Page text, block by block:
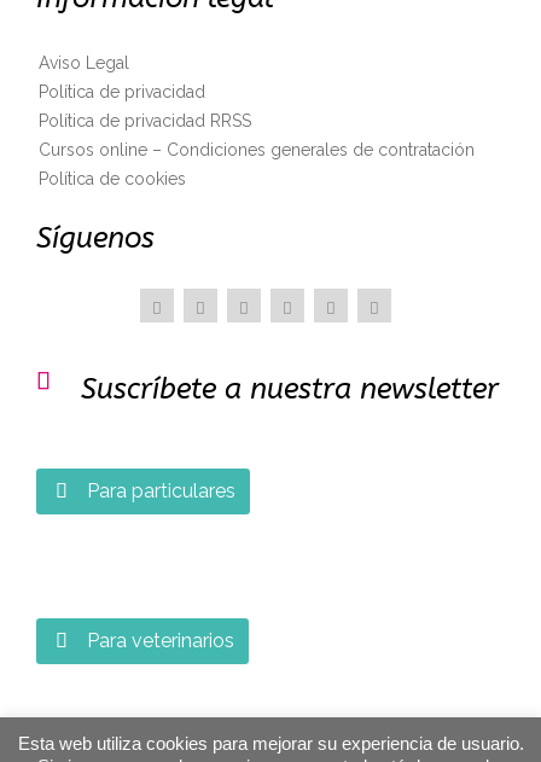
Aviso Legal
Política de privacidad
Política de privacidad RRSS
Cursos online – Condiciones generales de contratación
Política de cookies
Síguenos
 Suscríbete a nuestra newsletter
 Para particulares
 Para veterinarios
Esta web utiliza cookies para mejorar su experiencia de usuario.